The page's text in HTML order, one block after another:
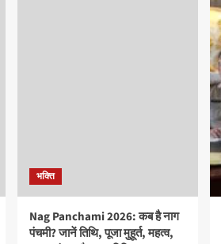
भक्ति
Nag Panchami 2026: कब है नाग
पंचमी? जानें तिथि, पूजा मुहूर्त, महत्व,